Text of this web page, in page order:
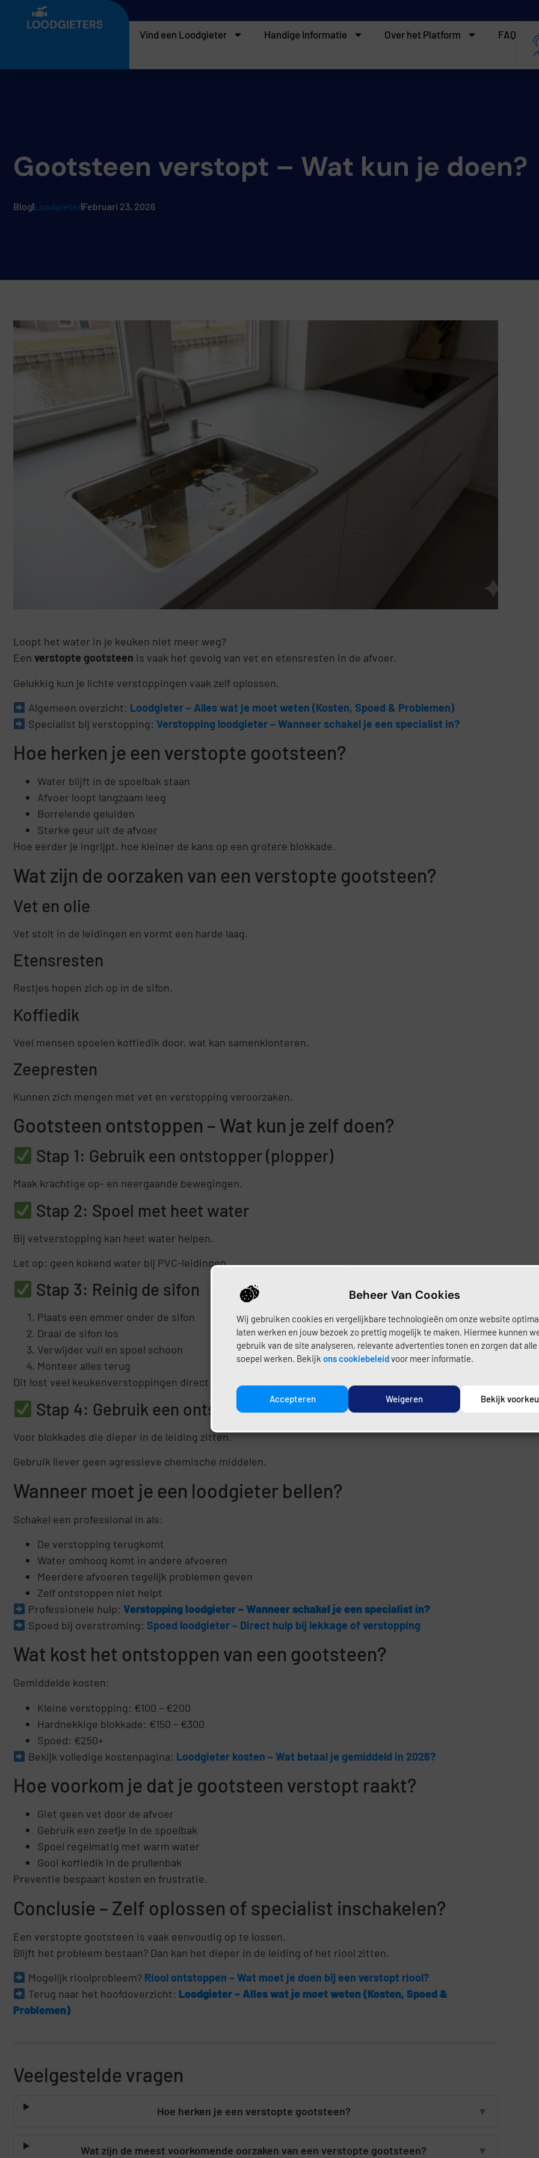
Beheer Van Cookies
Wij gebruiken cookies en vergelijkbare technologieën om onze website
laten werken en jouw bezoek zo prettig mogelijk te maken. Hiermee kunnen
gebruik van de site analyseren, relevante advertenties tonen en zorgen dat
soepel werken. Bekijk ons cookiebeleidvoor meer informatie.
Accepteren Weigeren Bekijk
Vind een Loodgieter Handige Informatie Over het Platform FAQ
Gootsteen verstopt – Wat kun je doen?
Blog Loodgieter Februari 23, 2026
Loopt het water in je keuken niet meer weg?
Een verstopte gootsteen is vaak het gevolg van vet en etensresten in de afvoer.
Gelukkig kun je lichte verstoppingen vaak zelf oplossen.
Algemeen overzicht: Loodgieter – Alles wat je moet weten (Kosten, Spoed & Problemen)
Specialist bij verstopping: Verstopping loodgieter – Wanneer schakel je een specialist in?
Hoe herken je een verstopte gootsteen?
Water blijft in de spoelbak staan
Afvoer loopt langzaam leeg
Borrelende geluiden
Sterke geur uit de afvoer
Hoe eerder je ingrijpt, hoe kleiner de kans op een grotere blokkade.
Wat zijn de oorzaken van een verstopte gootsteen?
Vet en olie
Vet stolt in de leidingen en vormt een harde laag.
Etensresten
Restjes hopen zich op in de sifon.
Koffiedik
Veel mensen spoelen koffiedik door, wat kan samenklonteren.
Zeepresten
Kunnen zich mengen met vet en verstopping veroorzaken.
Gootsteen ontstoppen – Wat kun je zelf doen?
Stap 1: Gebruik een ontstopper (plopper)
Maak krachtige op- en neergaande bewegingen.
Stap 2: Spoel met heet water
Bij vetverstopping kan heet water helpen.
Let op: geen kokend water bij PVC-leidingen.
Stap 3: Reinig de sifon
Plaats een emmer onder de sifon
Draai de sifon los
Verwijder vuil en spoel schoon
Monteer alles terug
Dit lost veel keukenverstoppingen direct op.
Stap 4: Gebruik een ontstoppingsveer
Voor blokkades die dieper in de leiding zitten.
Gebruik liever geen agressieve chemische middelen.
Wanneer moet je een loodgieter bellen?
Schakel een professional in als:
De verstopping terugkomt
Water omhoog komt in andere afvoeren
Meerdere afvoeren tegelijk problemen geven
Zelf ontstoppen niet helpt
Professionele hulp: Verstopping loodgieter – Wanneer schakel je een specialist in?
Spoed bij overstroming: Spoed loodgieter – Direct hulp bij lekkage of verstopping
Wat kost het ontstoppen van een gootsteen?
Gemiddelde kosten:
Kleine verstopping: €100 – €200
Hardnekkige blokkade: €150 – €300
Spoed: €250+
Bekijk volledige kostenpagina: Loodgieter kosten – Wat betaal je gemiddeld in 2026?
Hoe voorkom je dat je gootsteen verstopt raakt?
Giet geen vet door de afvoer
Gebruik een zeefje in de spoelbak
Spoel regelmatig met warm water
Gooi koffiedik in de prullenbak
Preventie bespaart kosten en frustratie.
Conclusie – Zelf oplossen of specialist inschakelen?
Een verstopte gootsteen is vaak eenvoudig op te lossen.
Blijft het probleem bestaan? Dan kan het dieper in de leiding of het riool zitten.
Mogelijk rioolprobleem? Riool ontstoppen – Wat moet je doen bij een verstopt riool?
Terug naar het hoofdoverzicht: Loodgieter – Alles wat je moet weten (Kosten, Spoed &
Problemen)
Veelgestelde vragen
Hoe herken je een verstopte gootsteen? ▼
Wat zijn de meest voorkomende oorzaken van een verstopte gootsteen? ▼